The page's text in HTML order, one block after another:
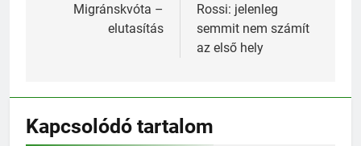
navigáció
Migránskvóta –
elutasítás
Rossi: jelenleg
semmit nem számít
az első hely
Kapcsolódó tartalom